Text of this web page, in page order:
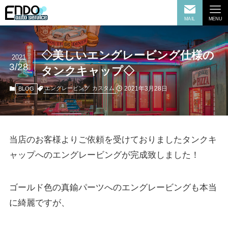
MAIL MENU
◇美しいエングレービング仕様の
タンクキャップ◇
2021
3/28
BLOG エングレービング カスタム 2021年3月28日
当店のお客様よりご依頼を受けておりましたタンクキ
ャップへのエングレービングが完成致しました！
ゴールド色の真鍮パーツへのエングレービングも本当
に綺麗ですが、